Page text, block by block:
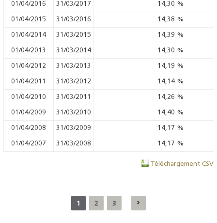
01/04/2016 31/03/2017 14,30 %
01/04/2015 31/03/2016 14,38 %
01/04/2014 31/03/2015 14,39 %
01/04/2013 31/03/2014 14,30 %
01/04/2012 31/03/2013 14,19 %
01/04/2011 31/03/2012 14,14 %
01/04/2010 31/03/2011 14,26 %
01/04/2009 31/03/2010 14,40 %
01/04/2008 31/03/2009 14,17 %
01/04/2007 31/03/2008 14,17 %
Téléchargement CSV
1 2 3